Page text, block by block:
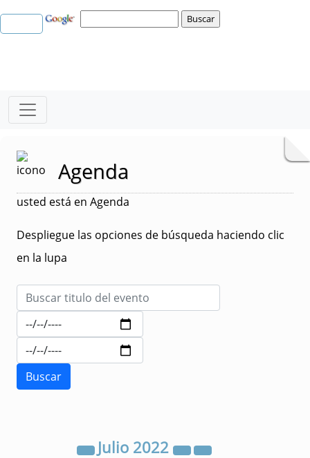
Agenda
usted está en Agenda
Despliegue las opciones de búsqueda haciendo clic
en la lupa
Julio 2022